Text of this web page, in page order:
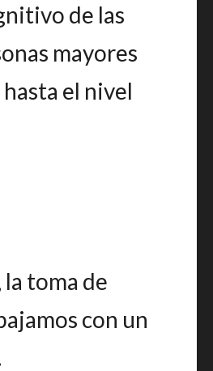
de las
mayores
el nivel
toma de
con un